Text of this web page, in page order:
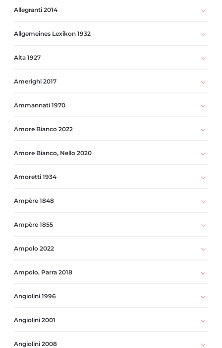
Allegranti 2014
Allgemeines Lexikon 1932
Alta 1927
Amerighi 2017
Ammannati 1970
Amore Bianco 2022
Amore Bianco, Nello 2020
Amoretti 1934
Ampère 1848
Ampère 1855
Ampolo 2022
Ampolo, Parra 2018
Angiolini 1996
Angiolini 2001
Angiolini 2008